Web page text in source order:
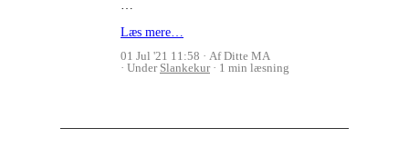
Læs mere…
01 Jul '21 11:58
Af Ditte MA
Under Slankekur 1 min læsning